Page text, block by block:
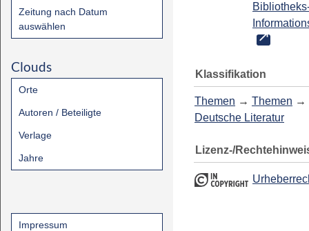
Zeitung nach Datum
auswählen
Clouds
Orte
Autoren / Beteiligte
Verlage
Jahre
Impressum
Klassifikation
Themen → Themen →
Deutsche Literatur
Lizenz-/